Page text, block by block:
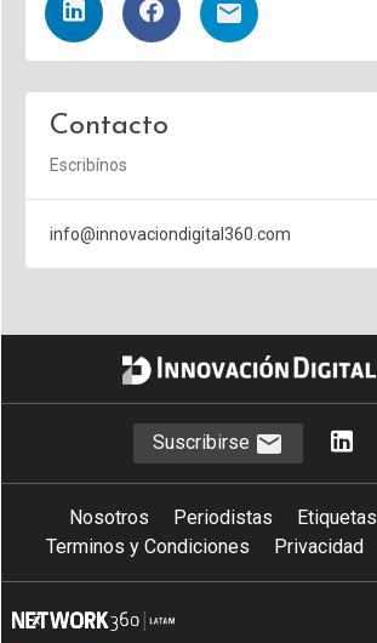
Contacto
Escribínos
info@innovaciondigital360.com
Suscribirse
Nosotros Periodistas Etiquetas
Terminos y Condiciones
Privacidad